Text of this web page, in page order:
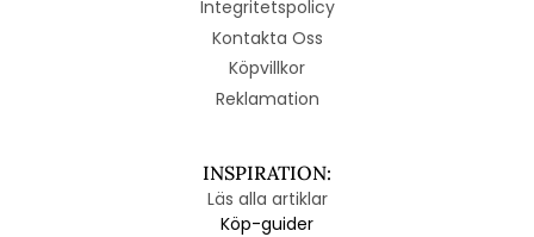
Integritetspolicy
Kontakta Oss
Köpvillkor
Reklamation
INSPIRATION:
Läs alla artiklar
Köp-guider